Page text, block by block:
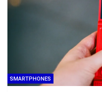
SMARTPHONES